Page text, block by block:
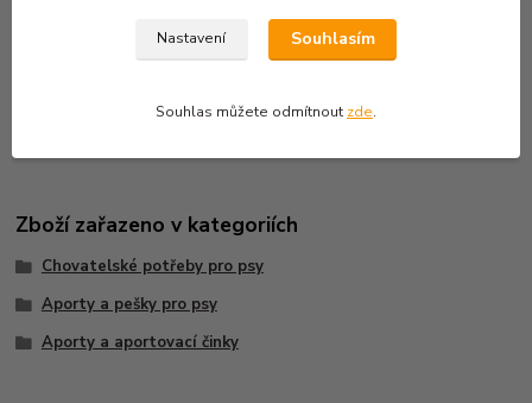
Zboží zařazeno v kategoriích
Chovatelské potřeby pro psy
Aporty a pešky pro psy
Aporty a aportovací činky
Nastavení Souhlasím
Souhlas můžete odmítnout zde.